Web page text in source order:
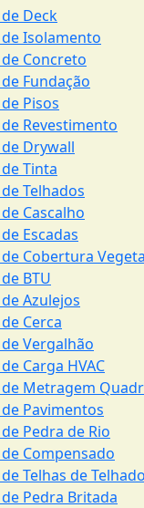
Deck
Isolamento
Concreto
Fundação
Pisos
Revestimento
Drywall
Tinta
Telhados
Cascalho
Escadas
Cobertura
BTU
Azulejos
Cerca
Vergalhão
Carga HVAC
Metragem
Pavimentos
Pedra de Rio
Compensado
Telhas de
Pedra Britada